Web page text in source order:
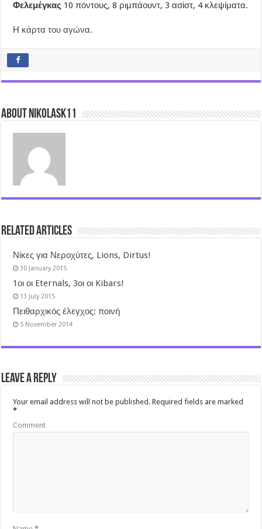
Φελεμέγκας 10 πόντους, 8 ριμπάουντ, 3 ασίστ, 4 κλεψίματα.
Η κάρτα του αγώνα.
About nikolask11
Related Articles
Νίκες για Νεροχύτες, Lions, Dirtus!
30 January 2015
1οι οι Eternals, 3οι οι Kibars!
13 July 2015
Πειθαρχικός έλεγχος: ποινή
5 November 2014
Leave a Reply
Your email address will not be published. Required fields are marked
*
Comment